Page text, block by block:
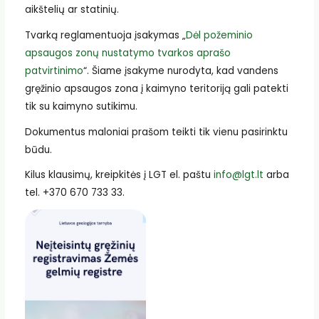
aikštelių ar statinių.
Tvarką reglamentuoja įsakymas „Dėl požeminio
apsaugos zonų nustatymo tvarkos aprašo
patvirtinimo“. Šiame įsakyme nurodyta, kad vandens
gręžinio apsaugos zona į kaimyno teritoriją gali patekti
tik su kaimyno sutikimu.
Dokumentus maloniai prašom teikti tik vienu pasirinktu
būdu.
Kilus klausimų, kreipkitės į LGT el. paštu info@lgt.lt arba
tel. +370 670 733 33.